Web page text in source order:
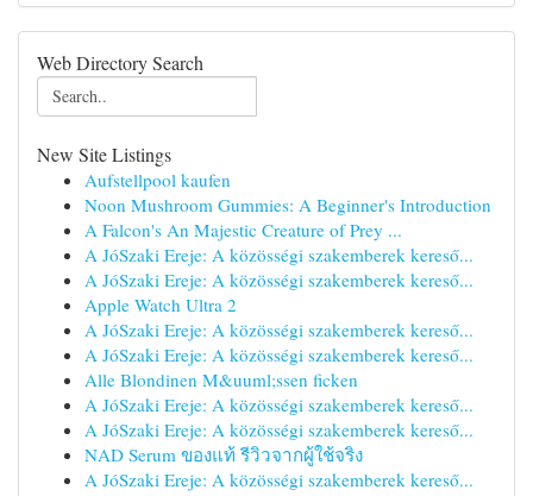
Web Directory Search
New Site Listings
Aufstellpool kaufen
Noon Mushroom Gummies: A Beginner's Introduction
A Falcon's An Majestic Creature of Prey ...
A JóSzaki Ereje: A közösségi szakemberek kereső...
A JóSzaki Ereje: A közösségi szakemberek kereső...
Apple Watch Ultra 2
A JóSzaki Ereje: A közösségi szakemberek kereső...
A JóSzaki Ereje: A közösségi szakemberek kereső...
Alle Blondinen M&uuml;ssen ficken
A JóSzaki Ereje: A közösségi szakemberek kereső...
A JóSzaki Ereje: A közösségi szakemberek kereső...
NAD Serum ของแท้ รีวิวจากผู้ใช้จริง
A JóSzaki Ereje: A közösségi szakemberek kereső...